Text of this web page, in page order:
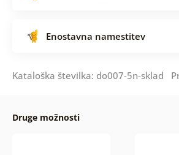
Enostavna namestitev
Kataloška številka: do007-5n-sklad
Druge možnosti